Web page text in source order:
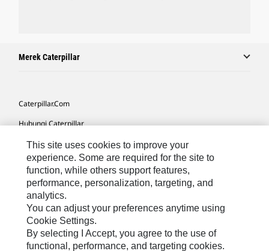
Merek Caterpillar
Caterpillar.com
Hubungi Caterpillar
Preferensi Pemasaran Saya
Peta Situs
Cookie Settings
Hukum
Privasi
This site uses cookies to improve your
experience. Some are required for the site to
function, while others support features,
performance, personalization, targeting, and
analytics.
You can adjust your preferences anytime using
Cookie Settings.
By selecting I Accept, you agree to the use of
functional, performance, and targeting cookies.